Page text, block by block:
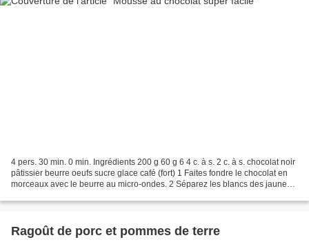
4 pers. 30 min. 0 min. Ingrédients 200 g 60 g 6 4 c. à s. 2 c. à s. chocolat noir
pâtissier beurre oeufs sucre glace café (fort) 1 Faites fondre le chocolat en
morceaux avec le beurre au micro-ondes. 2 Séparez les blancs des jaunes.
Ragoût de porc et pommes de terre